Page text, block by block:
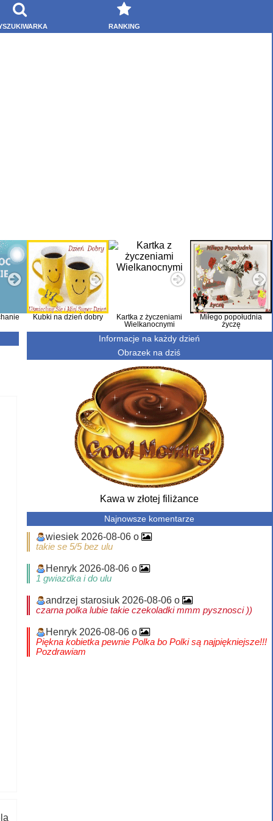
RANKING
Kubki na dzień dobry
Kartka z życzeniami
Wielkanocnymi
Miłego popołudnia
życzę
Informacje na każdy dzień
Obrazek na dziś
Kawa w złotej filiżance
Najnowsze komentarze
wiesiek 2026-08-06 o
takie se 5/5 bez ulu
Henryk 2026-08-06 o
1 gwiazdka i do ulu
andrzej starosiuk 2026-08-06 o
czarna polka lubie takie czekoladki mmm pysznosci ))
Henryk 2026-08-06 o
Piękna kobietka pewnie Polka bo Polki są najpiękniejsze!!!
Pozdrawiam